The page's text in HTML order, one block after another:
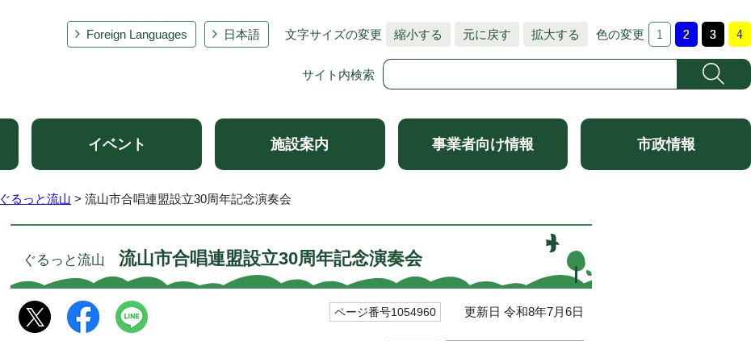
Foreign Languages 日本語 文字サイズの変更 縮小する 元に戻す 拡大する 色の変更
サイト内検索
イベント 施設案内 事業者向け情報 市政情報
ぐるっと流山 > 流山市合唱連盟設立30周年記念演奏会
ぐるっと流山 流山市合唱連盟設立30周年記念演奏会
ページ番号1054960 更新日 令和8年7月6日